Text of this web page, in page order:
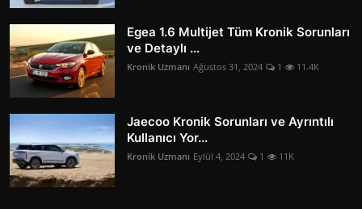
Egea 1.6 Multijet Tüm Kronik Sorunları
ve Detaylı ...
Kronik Uzmanı Ağustos 31, 2024 1 11.4K
Jaecoo Kronik Sorunları ve Ayrıntılı
Kullanıcı Yor...
Kronik Uzmanı Eylül 4, 2024 1 11K